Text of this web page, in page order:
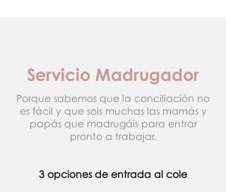
Servicio Madrugador
Porque sabemos que la conciliación no
es fácil y que sois muchas las mamás y
papás que madrugáis para entrar
pronto a trabajar.
3 opciones de entrada al cole